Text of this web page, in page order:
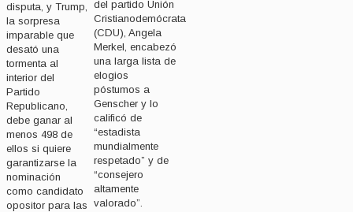
disputa, y Trump,
la sorpresa
imparable que
desató una
tormenta al
interior del
Partido
Republicano,
debe ganar al
menos 498 de
ellos si quiere
garantizarse la
nominación
como candidato
opositor para las
del partido Unión
Cristianodemócrata
(CDU), Angela
Merkel, encabezó
una larga lista de
elogios
póstumos a
Genscher y lo
calificó de
“estadista
mundialmente
respetado” y de
“consejero
altamente
valorado”.